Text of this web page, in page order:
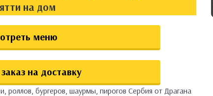
на дом
меню
на доставку
роллов, бургеров, шаурмы, пирогов Сербия от Драгана